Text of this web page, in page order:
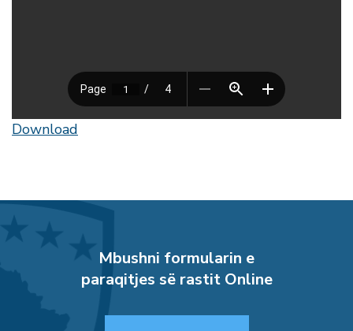
Download
Mbushni formularin e
paraqitjes së rastit Online